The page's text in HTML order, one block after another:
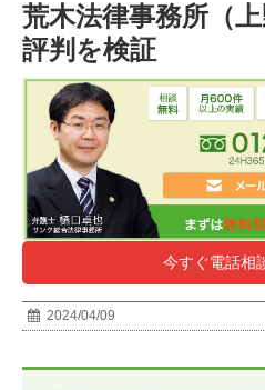
着手金無料で選ぶ
24時間年中無休で選ぶ
匿名借金相談
荒木法律事務所（
評判を検証
今すぐ電話相
2024/04/09